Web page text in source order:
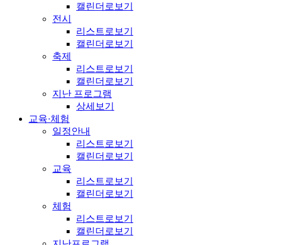
캘린더로보기
전시
리스트로보기
캘린더로보기
축제
리스트로보기
캘린더로보기
지난 프로그램
상세보기
교육·체험
일정안내
리스트로보기
캘린더로보기
교육
리스트로보기
캘린더로보기
체험
리스트로보기
캘린더로보기